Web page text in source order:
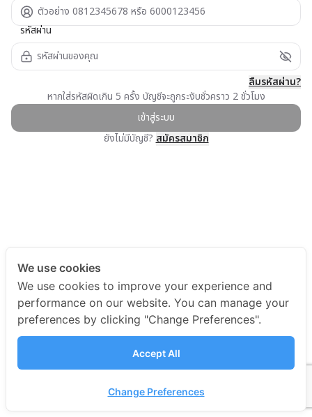
รหัสผ่าน
ลืมรหัสผ่าน?
หากใส่รหัสผิดเกิน 5 ครั้ง บัญชีจะถูกระงับชั่วคราว 2 ชั่วโมง
เข้าสู่ระบบ
ยังไม่มีบัญชี? สมัครสมาชิก
We use cookies
We use cookies to improve your experience and
performance on our website. You can manage your
preferences by clicking "Change Preferences".
Accept All
Change Preferences